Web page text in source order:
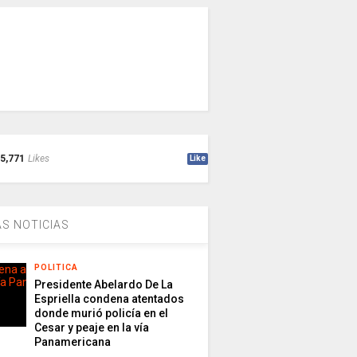
5,771 Likes Like
NOTICIAS
POLITICA
Presidente Abelardo De La
Espriella condena atentados
donde murió policía en el
Cesar y peaje en la vía
Panamericana